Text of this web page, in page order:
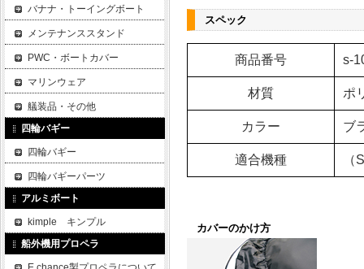
スペック
商品番号 s-
材質 ポ
カラー ブ
適合機種
カバーのかけ方
バナナ・トーイングボート
メンテナンススタンド
PWC・ボートカバー
マリンウェア
艤装品・その他
四輪バギー
四輪バギー
四輪バギーパーツ
アルミボート
kimple キンプル
船外機用プロペラ